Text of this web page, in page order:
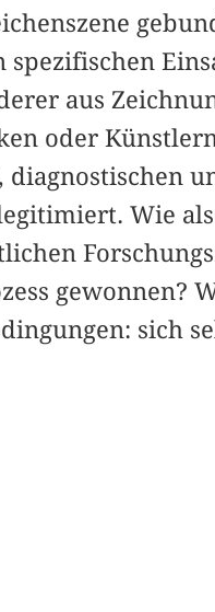
spezifischen
aus
oder
diagnostischen
Wie
gewonnen?
sich